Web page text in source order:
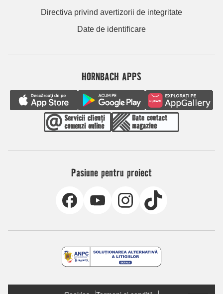
Directiva privind avertizorii de integritate
Date de identificare
HORNBACH APPS
Pasiune pentru proiect